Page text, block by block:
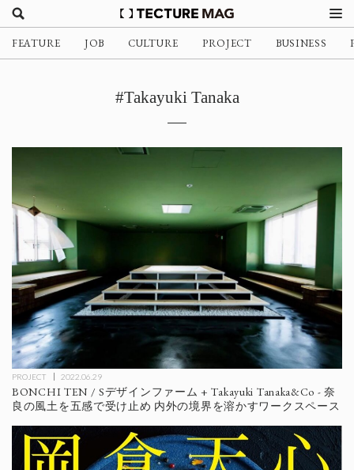
FEATURE JOB CULTURE PROJECT BUSINESS
#Takayuki Tanaka
PROJECT 2022.06.29
BONCHI TEN / Sデザインファーム + Takayuki Tanaka&Co - 奈
良の風土を五感で受け止め 内外の境界を溶かすワークスペース